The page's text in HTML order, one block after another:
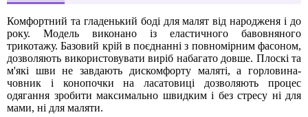
Комфортний та гладенький боді для малят від народженя і до
року. Модель виконано із еластичного бавовняного
трикотажу. Базовий крій в поєднанні з повномірним фасоном,
дозволяють використовувати виріб набагато довше. Плоскі та
м'які шви не завдають дискомфорту маляті, а горловина-
човник і конопочки на ласатовиці дозволяють процес
одягання зробити максимально швидким і без стресу ні для
мами, ні для маляти.